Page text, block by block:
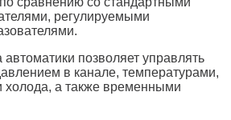
регулируемыми
позволяет управлять
в канале, температурами,
холода, а также временными